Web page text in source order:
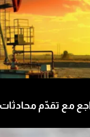
مع تقدّم